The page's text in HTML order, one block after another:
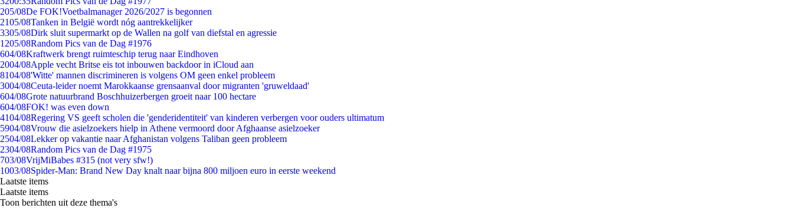
205/08De FOK!Voetbalmanager 2026/2027 is begonnen
2105/08Tanken in België wordt nóg aantrekkelijker
3305/08Dirk sluit supermarkt op de Wallen na golf van diefstal en agressie
1205/08Random Pics van de Dag #1976
604/08Kraftwerk brengt ruimteschip terug naar Eindhoven
2004/08Apple vecht Britse eis tot inbouwen backdoor in iCloud aan
8104/08'Witte' mannen discrimineren is volgens OM geen enkel probleem
3004/08Ceuta-leider noemt Marokkaanse grensaanval door migranten 'gruweldaad'
604/08Grote natuurbrand Boschhuizerbergen groeit naar 100 hectare
604/08FOK! was even down
4104/08Regering VS geeft scholen die 'genderidentiteit' van kinderen verbergen voor ouders ultimatum
5904/08Vrouw die asielzoekers hielp in Athene vermoord door Afghaanse asielzoeker
2504/08Lekker op vakantie naar Afghanistan volgens Taliban geen probleem
2304/08Random Pics van de Dag #1975
703/08VrijMiBabes #315 (not very sfw!)
1003/08Spider-Man: Brand New Day knalt naar bijna 800 miljoen euro in eerste weekend
Laatste items
Laatste items
Toon berichten uit deze thema's